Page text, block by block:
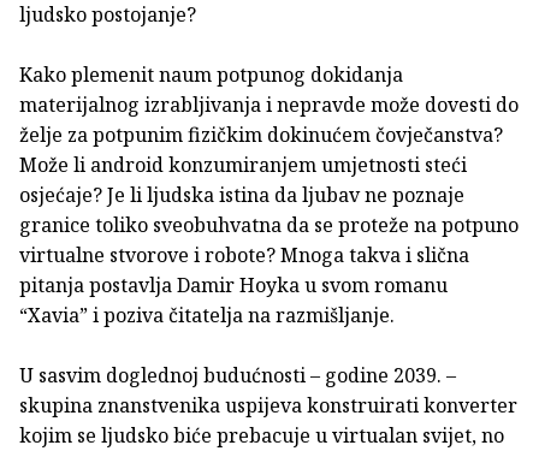
ljudsko postojanje?
Kako plemenit naum potpunog dokidanja
materijalnog izrabljivanja i nepravde može dovesti do
želje za potpunim fizičkim dokinućem čovječanstva?
Može li android konzumiranjem umjetnosti steći
osjećaje? Je li ljudska istina da ljubav ne poznaje
granice toliko sveobuhvatna da se proteže na potpuno
virtualne stvorove i robote? Mnoga takva i slična
pitanja postavlja Damir Hoyka u svom romanu
“Xavia” i poziva čitatelja na razmišljanje.
U sasvim doglednoj budućnosti – godine 2039. –
skupina znanstvenika uspijeva konstruirati konverter
kojim se ljudsko biće prebacuje u virtualan svijet, no